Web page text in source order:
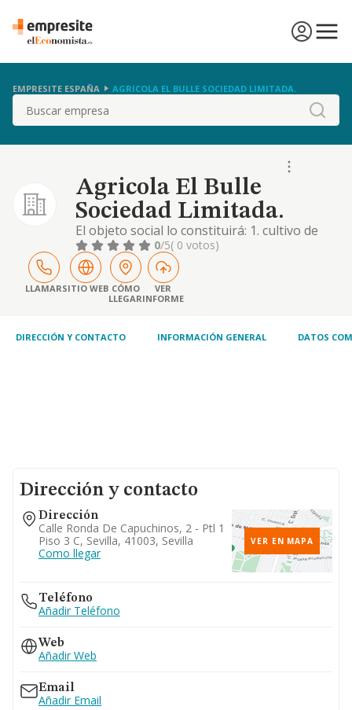
EMPRESITE ESPAÑA AGRICOLA EL BULLE SOCIEDAD LIMITADA.
Buscar
Agricola El Bulle
Sociedad Limitada.
El objeto social lo constituirá: 1. cultivo de
citricos. -código cnae 0123-. 2. el cultivo de
olivos y tierras calmas, explotación y
adquisición, por cualquier titulo, de fincas
rústicas o explotaciones agrícolas,
forestales o ganaderas y su gestión. 3. la
0/5( 0 votos)
LLAMARSITIO WEB CÓMO
LLEGAR
VER
INFORME
DIRECCIÓN Y CONTACTO INFORMACIÓN GENERAL DATOS
Dirección y contacto
Dirección
Calle Ronda De Capuchinos, 2 - Ptl 1
Piso 3 C, Sevilla, 41003, Sevilla
Como llegar
VER EN MAPA
Teléfono
Añadir Teléfono
Web
Añadir Web
Email
Añadir Email